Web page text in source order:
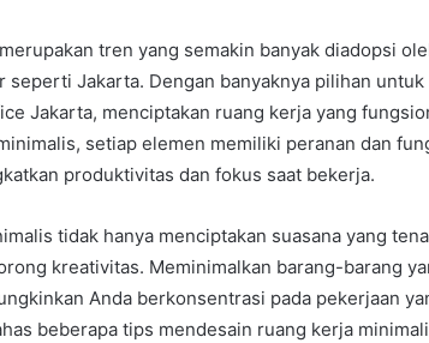
tren yang semakin banyak diadopsi
seperti Jakarta. Dengan banyaknya pilihan
Jakarta, menciptakan ruang kerja yang
setiap elemen memiliki peranan dan
produktivitas dan fokus saat bekerja.
tidak hanya menciptakan suasana yang
kreativitas. Meminimalkan barang-barang
Anda berkonsentrasi pada pekerjaan
beberapa tips mendesain ruang kerja